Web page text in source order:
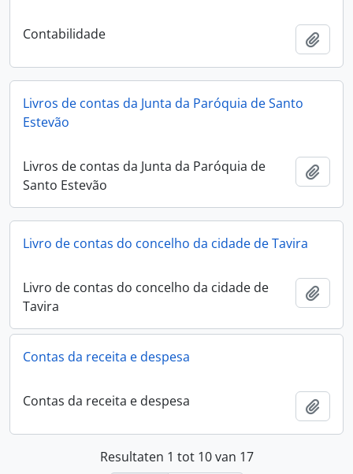
Contabilidade
Livros de contas da Junta da Paróquia de Santo
Estevão
Livros de contas da Junta da Paróquia de
Santo Estevão
Livro de contas do concelho da cidade de Tavira
Livro de contas do concelho da cidade de
Tavira
Contas da receita e despesa
Contas da receita e despesa
Resultaten 1 tot 10 van 17